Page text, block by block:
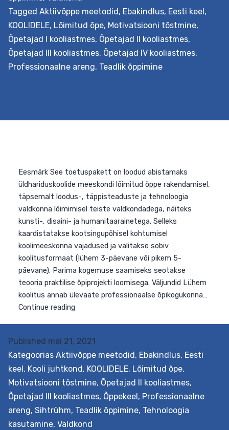
Eesmärk Pakkuda tuge teemaõppe kavandamiseks
teemaõpet lähtudes nüüdisaegsest õpikäsitusest. Ta
on inspiratsiooniks ja toeks kolleegidele õppeprotsessi…
Continue readingTeemaõppe
kavandamine
koolis
Tagged Aktiivõppe meetodid, Ebakindlus, Eesti keel,
KOOLIDELE, Lõimitud õpe, Motivatsiooni tõstmine,
Õpetajad I kooliastmes, Õpetajad II kooliastmes,
Õpetajad III kooliastmes, Õpetajad IV kooliastmes,
Professionaalne areng, Teadlik õppimine
Published mai 21, 2021
Kategoorias Aktiivõppe meetodid, Ebakindlus, Eesti
keel, Kooli juhtkond, KOOLIDELE, Lõimitud õpe,
Motivatsiooni tõstmine, Õpetajad II kooliastmes,
Õpetajad III kooliastmes, Õppekeel, Professionaalne
areng, Sihtrühm, Teadlik õppimine, Tehnoloogia
kasutamine, Valdkond